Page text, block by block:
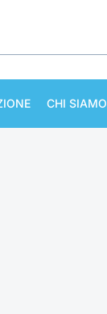
CHI SIAMO